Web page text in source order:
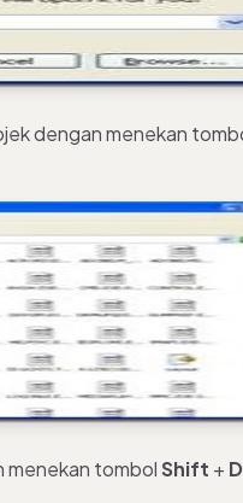
dengan menekan
menekan tombolShift +